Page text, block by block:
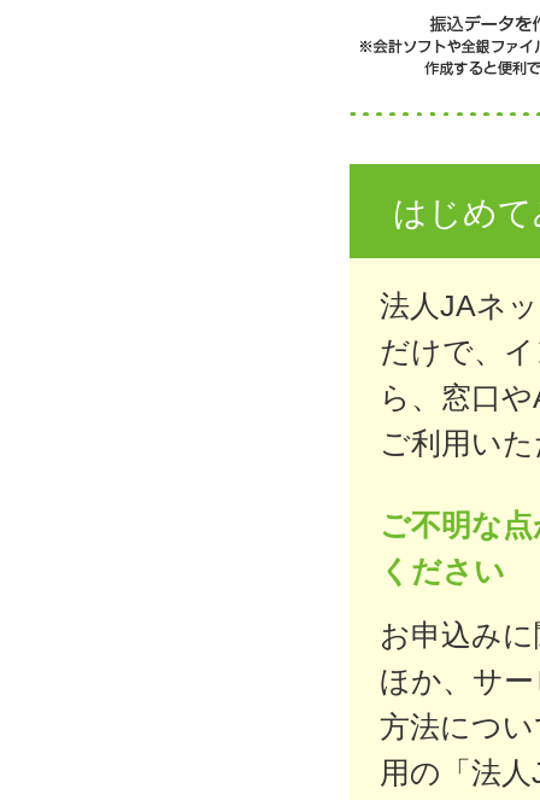
はじめ
法人JAネ
だけで、
ら、窓口
ご利用い
ご不明な
ください
お申込み
ほか、サ
方法につ
用の「法